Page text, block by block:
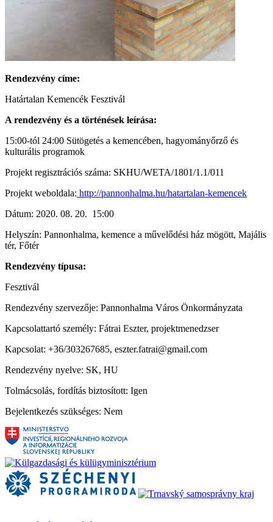
Rendezvény címe:
Határtalan Kemencék Fesztivál
A rendezvény és a történések leírása:
15:00-tól 24:00 Sütögetés a kemencében, hagyományőrző és
kulturális programok
Projekt regisztrációs száma: SKHU/WETA/1801/1.1/011
Projekt weboldala: http://pannonhalma.hu/hatartalan-kemencek
Dátum: 2020. 08. 20. 15:00
Helyszín: Pannonhalma, kemence a művelődési ház mögött, Majális
tér, Főtér
Rendezvény típusa:
Fesztivál
Rendezvény szervezője: Pannonhalma Város Önkormányzata
Kapcsolattartó személy: Fátrai Eszter, projektmenedzser
Kapcsolat: +36/303267685, eszter.fatrai@gmail.com
Rendezvény nyelve: SK, HU
Tolmácsolás, fordítás biztosított: Igen
Bejelentkezés szükséges: Nem